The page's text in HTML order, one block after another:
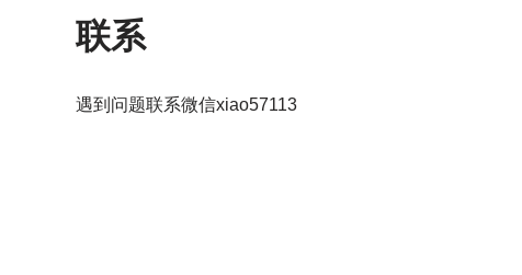
联系
遇到问题联系微信xiao57113